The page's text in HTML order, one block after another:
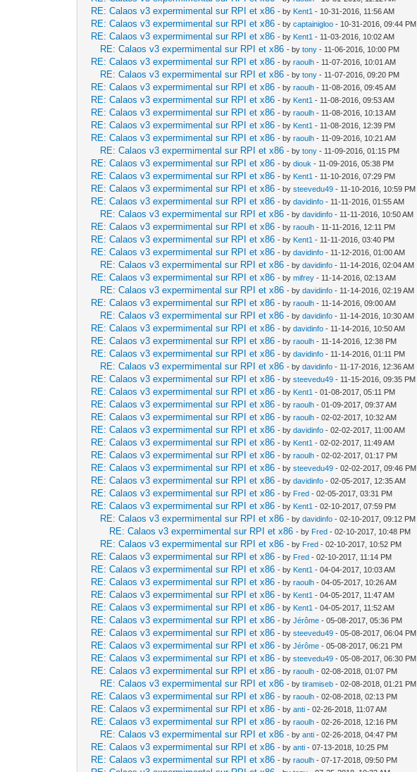
RE: Calaos v3 expermimental sur RPI et x86 - by Kent1 - 10-31-2016, 11:56 AM
RE: Calaos v3 expermimental sur RPI et x86 - bycaptainigloo - 10-31-2016, 09:44 PM
RE: Calaos v3 expermimental sur RPI et x86 - by Kent1 - 11-03-2016, 10:02 AM
RE: Calaos v3 expermimental sur RPI et x86 - bytony - 11-06-2016, 10:00 PM
RE: Calaos v3 expermimental sur RPI et x86 - byraoulh - 11-07-2016, 10:01 AM
RE: Calaos v3 expermimental sur RPI et x86 - bytony - 11-07-2016, 09:20 PM
RE: Calaos v3 expermimental sur RPI et x86 - byraoulh - 11-08-2016, 09:45 AM
RE: Calaos v3 expermimental sur RPI et x86 - by Kent1 - 11-08-2016, 09:53 AM
RE: Calaos v3 expermimental sur RPI et x86 - byraoulh - 11-08-2016, 10:13 AM
RE: Calaos v3 expermimental sur RPI et x86 - by Kent1 - 11-08-2016, 12:39 PM
RE: Calaos v3 expermimental sur RPI et x86 - byraoulh - 11-09-2016, 10:21 AM
RE: Calaos v3 expermimental sur RPI et x86 - bytony - 11-09-2016, 01:15 PM
RE: Calaos v3 expermimental sur RPI et x86 - bydiouk - 11-09-2016, 05:38 PM
RE: Calaos v3 expermimental sur RPI et x86 - by Kent1 - 11-10-2016, 07:29 PM
RE: Calaos v3 expermimental sur RPI et x86 - bysteevedu49 - 11-10-2016, 10:59 PM
RE: Calaos v3 expermimental sur RPI et x86 - bydavidinfo - 11-11-2016, 01:55 AM
RE: Calaos v3 expermimental sur RPI et x86 - bydavidinfo - 11-11-2016, 10:50 AM
RE: Calaos v3 expermimental sur RPI et x86 - byraoulh - 11-11-2016, 12:11 PM
RE: Calaos v3 expermimental sur RPI et x86 - by Kent1 - 11-11-2016, 03:40 PM
RE: Calaos v3 expermimental sur RPI et x86 - bydavidinfo - 11-12-2016, 01:00 AM
RE: Calaos v3 expermimental sur RPI et x86 - bydavidinfo - 11-14-2016, 02:04 AM
RE: Calaos v3 expermimental sur RPI et x86 - bymifrey - 11-14-2016, 02:13 AM
RE: Calaos v3 expermimental sur RPI et x86 - bydavidinfo - 11-14-2016, 02:19 AM
RE: Calaos v3 expermimental sur RPI et x86 - byraoulh - 11-14-2016, 09:00 AM
RE: Calaos v3 expermimental sur RPI et x86 - bydavidinfo - 11-14-2016, 10:30 AM
RE: Calaos v3 expermimental sur RPI et x86 - bydavidinfo - 11-14-2016, 10:50 AM
RE: Calaos v3 expermimental sur RPI et x86 - byraoulh - 11-14-2016, 12:38 PM
RE: Calaos v3 expermimental sur RPI et x86 - bydavidinfo - 11-14-2016, 01:11 PM
RE: Calaos v3 expermimental sur RPI et x86 - bydavidinfo - 11-17-2016, 12:36 AM
RE: Calaos v3 expermimental sur RPI et x86 - bysteevedu49 - 11-15-2016, 09:35 PM
RE: Calaos v3 expermimental sur RPI et x86 - by Kent1 - 01-08-2017, 05:11 PM
RE: Calaos v3 expermimental sur RPI et x86 - byraoulh - 01-09-2017, 09:37 AM
RE: Calaos v3 expermimental sur RPI et x86 - byraoulh - 02-02-2017, 10:32 AM
RE: Calaos v3 expermimental sur RPI et x86 - bydavidinfo - 02-02-2017, 11:00 AM
RE: Calaos v3 expermimental sur RPI et x86 - by Kent1 - 02-02-2017, 11:49 AM
RE: Calaos v3 expermimental sur RPI et x86 - byraoulh - 02-02-2017, 01:17 PM
RE: Calaos v3 expermimental sur RPI et x86 - bysteevedu49 - 02-02-2017, 09:46 PM
RE: Calaos v3 expermimental sur RPI et x86 - bydavidinfo - 02-05-2017, 12:35 AM
RE: Calaos v3 expermimental sur RPI et x86 - by Fred - 02-05-2017, 03:31 PM
RE: Calaos v3 expermimental sur RPI et x86 - by Kent1 - 02-10-2017, 07:59 PM
RE: Calaos v3 expermimental sur RPI et x86 - bydavidinfo - 02-10-2017, 09:12 PM
RE: Calaos v3 expermimental sur RPI et x86 - by Fred - 02-10-2017, 10:48 PM
RE: Calaos v3 expermimental sur RPI et x86 - by Fred - 02-10-2017, 10:52 PM
RE: Calaos v3 expermimental sur RPI et x86 - by Fred - 02-10-2017, 11:14 PM
RE: Calaos v3 expermimental sur RPI et x86 - by Kent1 - 04-04-2017, 10:03 AM
RE: Calaos v3 expermimental sur RPI et x86 - byraoulh - 04-05-2017, 10:26 AM
RE: Calaos v3 expermimental sur RPI et x86 - by Kent1 - 04-05-2017, 11:47 AM
RE: Calaos v3 expermimental sur RPI et x86 - by Kent1 - 04-05-2017, 11:52 AM
RE: Calaos v3 expermimental sur RPI et x86 - byJérôme - 05-08-2017, 05:36 PM
RE: Calaos v3 expermimental sur RPI et x86 - bysteevedu49 - 05-08-2017, 06:04 PM
RE: Calaos v3 expermimental sur RPI et x86 - byJérôme - 05-08-2017, 06:21 PM
RE: Calaos v3 expermimental sur RPI et x86 - bysteevedu49 - 05-08-2017, 06:30 PM
RE: Calaos v3 expermimental sur RPI et x86 - byraoulh - 02-08-2018, 01:07 PM
RE: Calaos v3 expermimental sur RPI et x86 - bytiramiseb - 02-08-2018, 01:21 PM
RE: Calaos v3 expermimental sur RPI et x86 - byraoulh - 02-08-2018, 02:13 PM
RE: Calaos v3 expermimental sur RPI et x86 - byanti - 02-26-2018, 11:07 AM
RE: Calaos v3 expermimental sur RPI et x86 - byraoulh - 02-26-2018, 12:16 PM
RE: Calaos v3 expermimental sur RPI et x86 - byanti - 02-26-2018, 04:47 PM
RE: Calaos v3 expermimental sur RPI et x86 - byanti - 07-13-2018, 10:25 PM
RE: Calaos v3 expermimental sur RPI et x86 - byraoulh - 07-17-2018, 09:50 PM